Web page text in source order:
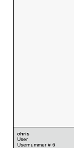
chris
User
Usernummer # 6